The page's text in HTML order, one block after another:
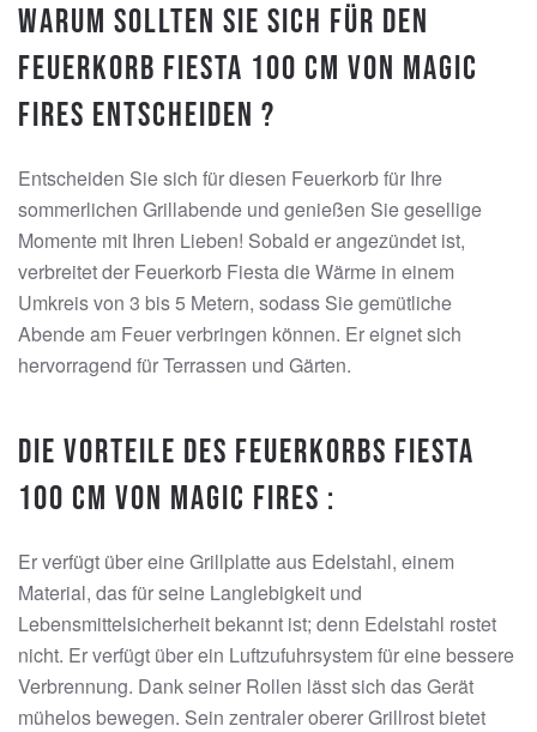
Warum sollten Sie sich für den
Feuerkorb Fiesta 100 cm von Magic
Fires entscheiden ?
Entscheiden Sie sich für diesen Feuerkorb für Ihre
sommerlichen Grillabende und genießen Sie gesellige
Momente mit Ihren Lieben! Sobald er angezündet ist,
verbreitet der Feuerkorb Fiesta die Wärme in einem
Umkreis von 3 bis 5 Metern, sodass Sie gemütliche
Abende am Feuer verbringen können. Er eignet sich
hervorragend für Terrassen und Gärten.
Die Vorteile des Feuerkorbs Fiesta
100 cm von Magic Fires :
Er verfügt über eine Grillplatte aus Edelstahl, einem
Material, das für seine Langlebigkeit und
Lebensmittelsicherheit bekannt ist; denn Edelstahl rostet
nicht. Er verfügt über ein Luftzufuhrsystem für eine bessere
Verbrennung. Dank seiner Rollen lässt sich das Gerät
mühelos bewegen. Sein zentraler oberer Grillrost bietet